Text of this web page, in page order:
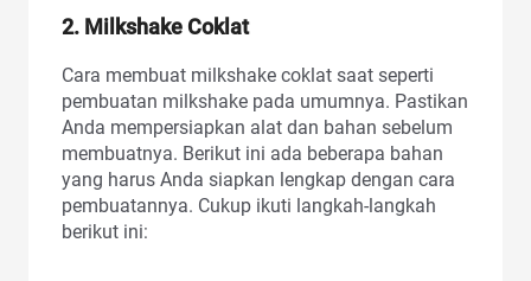
2. Milkshake Coklat
Cara membuat milkshake coklat saat seperti
pembuatan milkshake pada umumnya. Pastikan
Anda mempersiapkan alat dan bahan sebelum
membuatnya. Berikut ini ada beberapa bahan
yang harus Anda siapkan lengkap dengan cara
pembuatannya. Cukup ikuti langkah-langkah
berikut ini: